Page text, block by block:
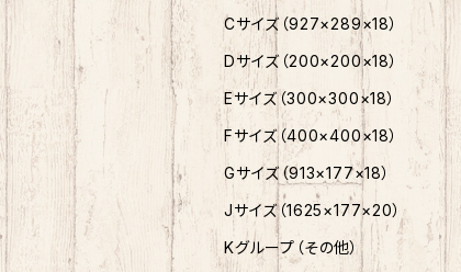
Cサイズ（927×289×18）
Dサイズ（200×200×18）
Eサイズ（300×300×18）
Fサイズ（400×400×18）
Gサイズ（913×177×18）
Jサイズ（1625×177×20）
Kグループ（その他）